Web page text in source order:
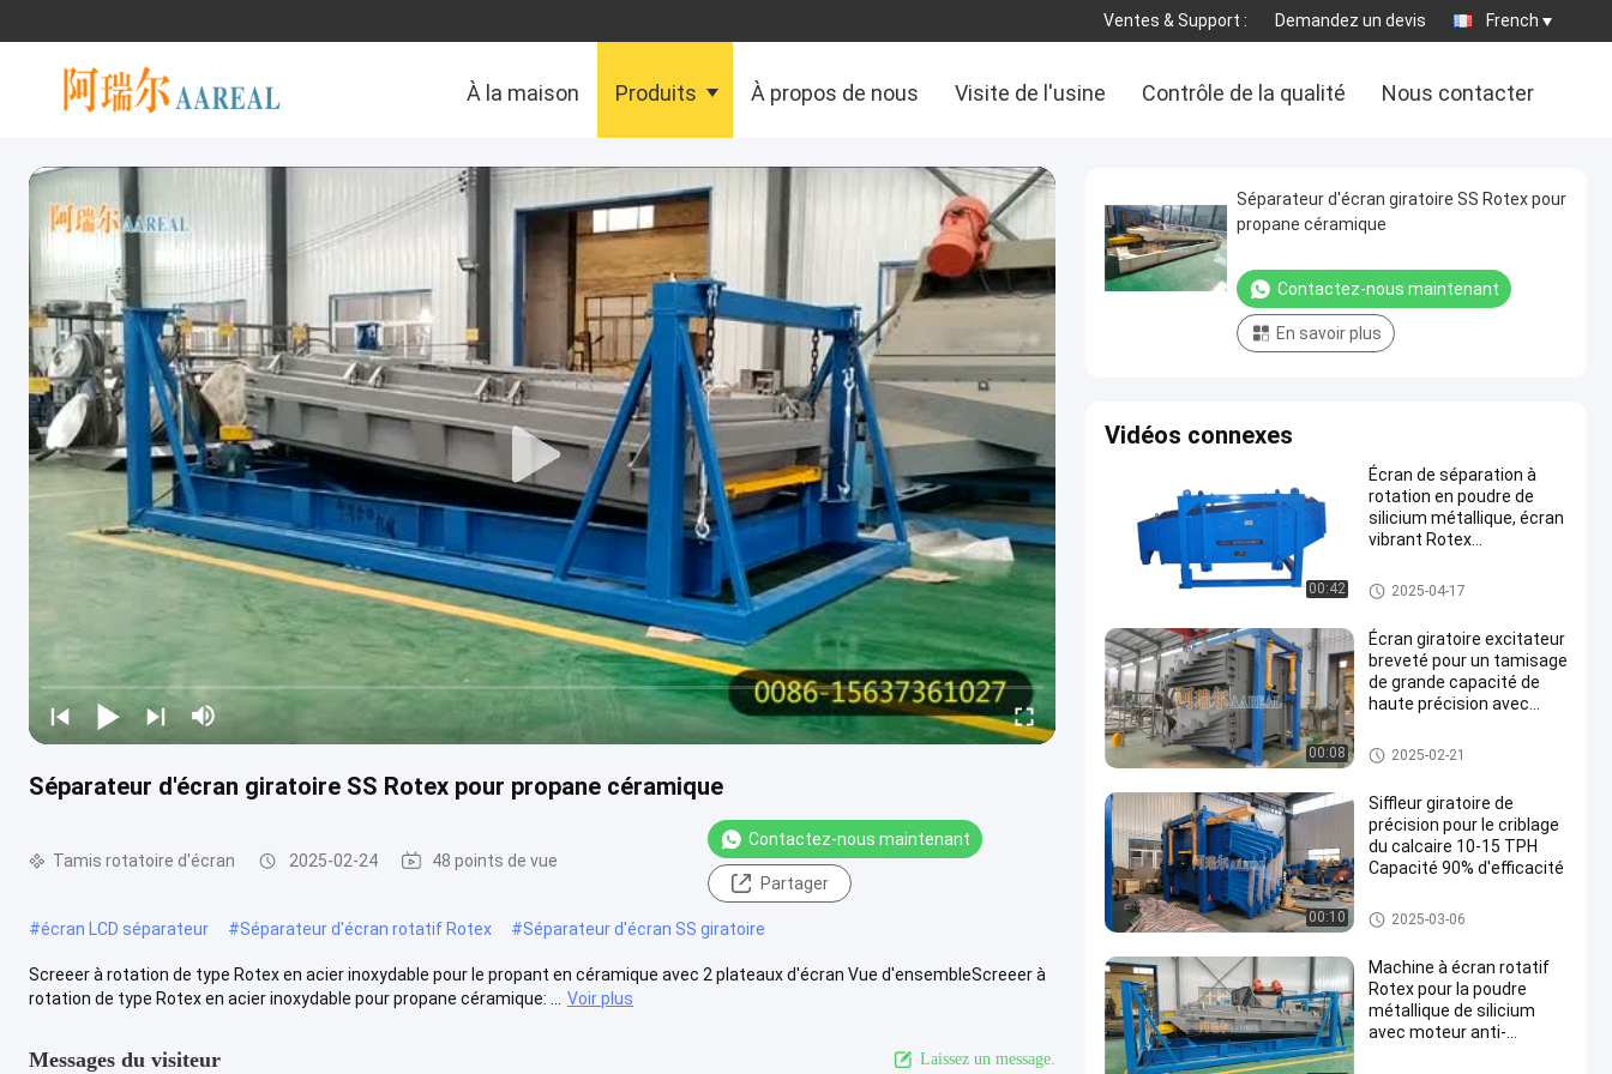
Ventes & Support : Demandez un devis French
À la maison Produits À propos de nous Visite de l'usine Contrôle de la qualité Nous contacter
Séparateur d'écran giratoire SS Rotex pour propane céramique
Tamis rotatoire d'écran 2025-02-24 48 points de vue
Contactez-nous maintenant
Partager
#écran LCD séparateur #Séparateur d'écran rotatif Rotex #Séparateur d'écran SS giratoire
Screeer à rotation de type Rotex en acier inoxydable pour le propant en céramique avec 2 plateaux d'écran Vue d'ensembleScreeer à
rotation de type Rotex en acier inoxydable pour propane céramique: ...
Voir plus
Messages du visiteur Laissez un message.
Séparateur d'écran giratoire SS Rotex pour
propane céramique
Contactez-nous maintenant
En savoir plus
Vidéos connexes
00:42
Écran de séparation à
rotation en poudre de
silicium métallique, écran
vibrant Rotex
Tamis rotatoire d'écran
2025-04-17
00:08
Écran giratoire excitateur
breveté pour un tamisage
de grande capacité de
haute précision avec
la maille
Tamis rotatoire d'écran
2025-02-21
00:10
Siffleur giratoire de
précision pour le criblage
du calcaire 10-15 TPH
Capacité 90% d'efficacité
Tamis rotatoire d'écran
2025-03-06
Machine à écran rotatif
Rotex pour la poudre
métallique de silicium
avec moteur anti-